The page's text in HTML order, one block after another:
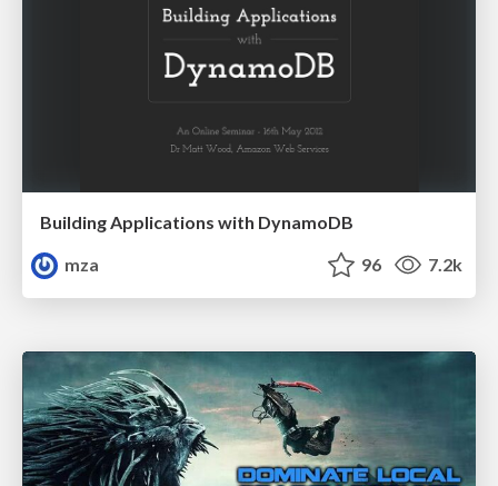
Building Applications with DynamoDB
mza
96 7.2k